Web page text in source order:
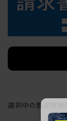
選択中の商品情報